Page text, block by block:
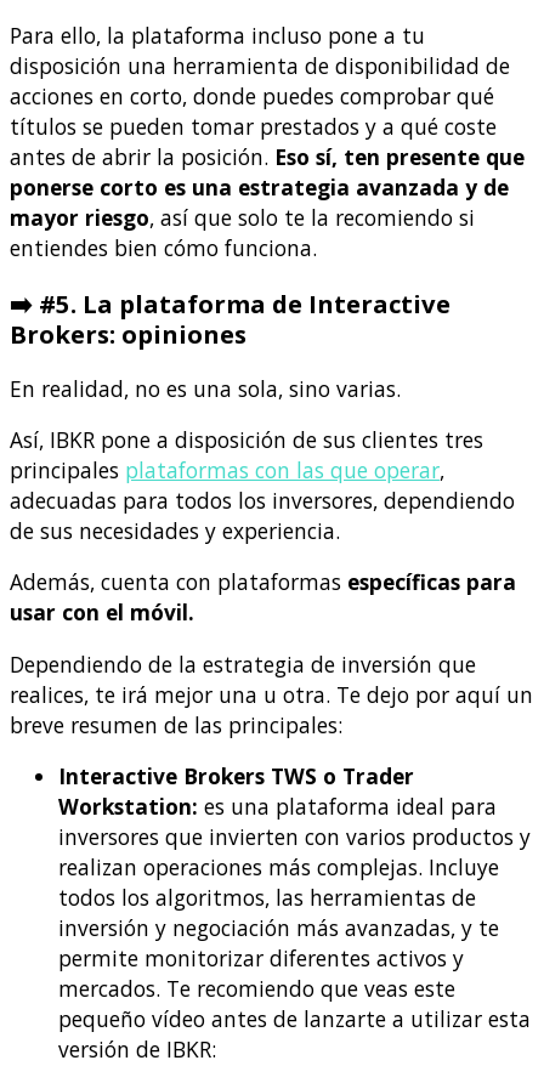
Para ello, la plataforma incluso pone a tu
disposición una herramienta de disponibilidad de
acciones en corto, donde puedes comprobar qué
títulos se pueden tomar prestados y a qué coste
antes de abrir la posición. Eso sí, ten presente que
ponerse corto es una estrategia avanzada y de
mayor riesgo, así que solo te la recomiendo si
entiendes bien cómo funciona.
➡️ #5. La plataforma de Interactive
Brokers: opiniones
En realidad, no es una sola, sino varias.
Así, IBKR pone a disposición de sus clientes tres
principales plataformas con las que operar,
adecuadas para todos los inversores, dependiendo
de sus necesidades y experiencia.
Además, cuenta con plataformas específicas para
usar con el móvil.
Dependiendo de la estrategia de inversión que
realices, te irá mejor una u otra. Te dejo por aquí un
breve resumen de las principales:
Interactive Brokers TWS o Trader
Workstation: es una plataforma ideal para
inversores que invierten con varios productos y
realizan operaciones más complejas. Incluye
todos los algoritmos, las herramientas de
inversión y negociación más avanzadas, y te
permite monitorizar diferentes activos y
mercados. Te recomiendo que veas este
pequeño vídeo antes de lanzarte a utilizar esta
versión de IBKR: